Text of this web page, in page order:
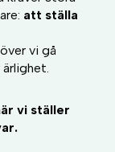
att ställa
vi gå
vi ställer